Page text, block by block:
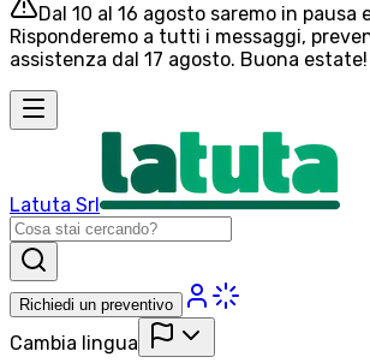
Dal 10 al 16 agosto saremo in pausa
Risponderemo a tutti i messaggi,
assistenza dal 17 agosto. Buona estate!
Latuta Srl
Richiedi un preventivo
Cambia lingua